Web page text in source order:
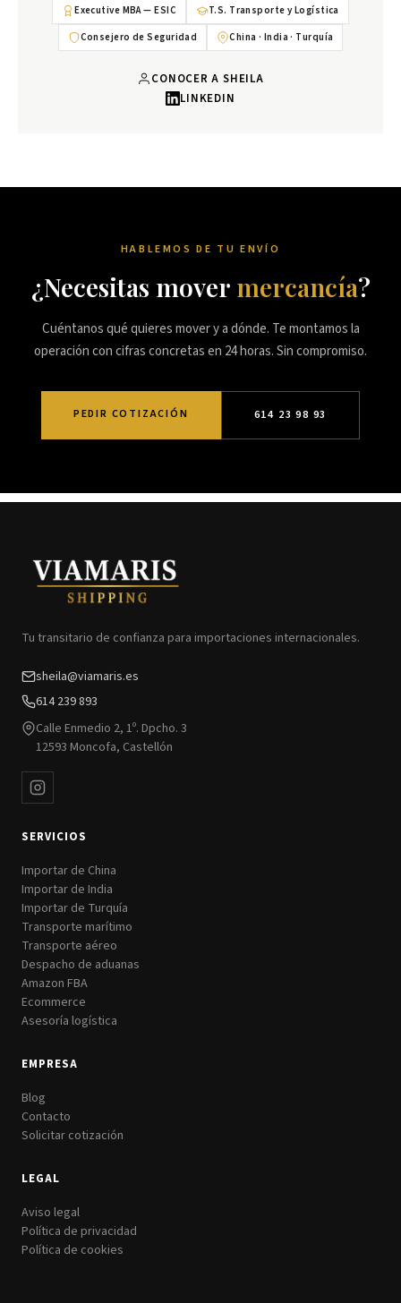
Executive MBA — ESIC
T.S. Transporte y Logística
Consejero de Seguridad
China · India · Turquía
CONOCER A SHEILA
LINKEDIN
HABLEMOS DE TU ENVÍO
¿Necesitas mover mercancía?
Cuéntanos qué quieres mover y a dónde. Te montamos la
operación con cifras concretas en 24 horas. Sin compromiso.
PEDIR COTIZACIÓN 614 23 98 93
Tu transitario de confianza para importaciones internacionales.
sheila@viamaris.es
614 239 893
Calle Enmedio 2, 1º. Dpcho. 3
12593 Moncofa, Castellón
SERVICIOS
Importar de China
Importar de India
Importar de Turquía
Transporte marítimo
Transporte aéreo
Despacho de aduanas
Amazon FBA
Ecommerce
Asesoría logística
EMPRESA
Blog
Contacto
Solicitar cotización
LEGAL
Aviso legal
Política de privacidad
Política de cookies